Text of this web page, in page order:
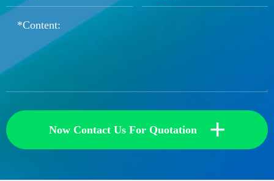
Now Contact Us For Quotation +